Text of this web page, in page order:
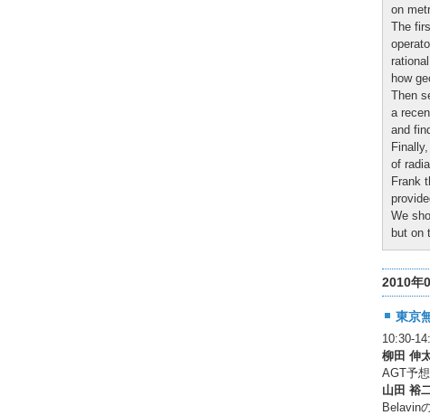
on
The
how
Then
a
and
of
Frank
We
but on
2010年
東京
10:30-
柳田 伸
AGT予
山田 裕
Belavin